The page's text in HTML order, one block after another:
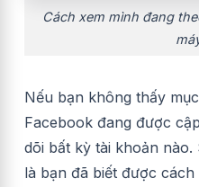
Cách xem mình đang
Nếu bạn không thấy
Facebook đang được
dõi bất kỳ tài khoản
là bạn đã biết được